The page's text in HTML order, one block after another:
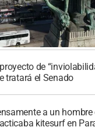
de
tratará el Senado
a un
kitesurf en